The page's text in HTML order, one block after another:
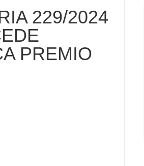
229/2024
PREMIO